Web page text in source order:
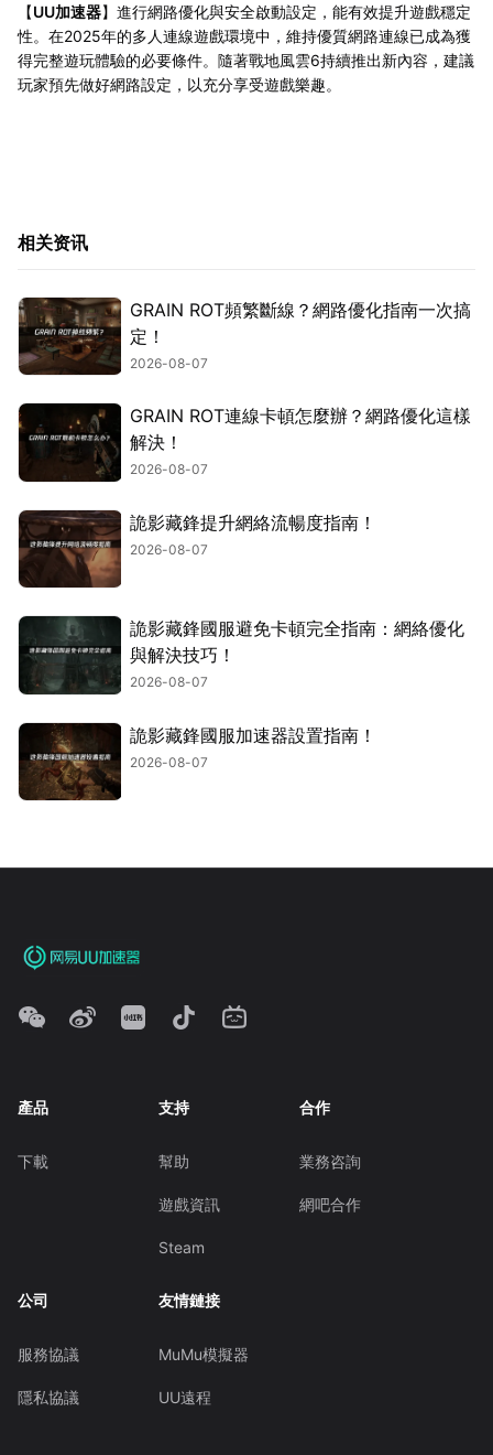
【UU加速器】進行網路優化與安全啟動設定，能有效提升遊戲穩定
性。在2025年的多人連線遊戲環境中，維持優質網路連線已成為獲
得完整遊玩體驗的必要條件。隨著戰地風雲6持續推出新內容，建議
玩家預先做好網路設定，以充分享受遊戲樂趣。
相关资讯
GRAIN ROT頻繁斷線？網路優化指南一次搞
定！
2026-08-07
GRAIN ROT連線卡頓怎麼辦？網路優化這樣
解決！
2026-08-07
詭影藏鋒提升網絡流暢度指南！
2026-08-07
詭影藏鋒國服避免卡頓完全指南：網絡優化
與解決技巧！
2026-08-07
詭影藏鋒國服加速器設置指南！
2026-08-07
產品
下載
支持
幫助
遊戲資訊
Steam
合作
業務咨詢
網吧合作
公司
服務協議
隱私協議
友情鏈接
MuMu模擬器
UU遠程